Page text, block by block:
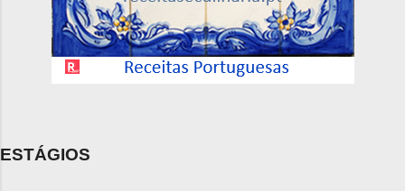
ESTÁGIOS